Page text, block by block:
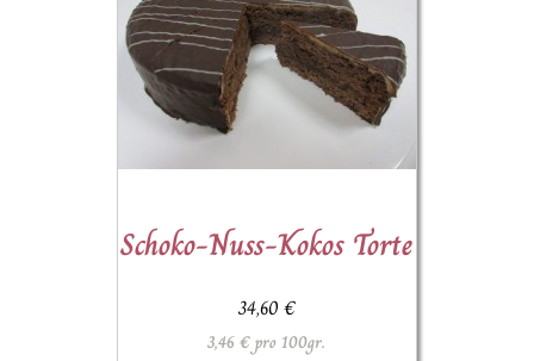
Schoko-Nuss-Kokos Torte
34,60 €
3,46 € pro 100gr.